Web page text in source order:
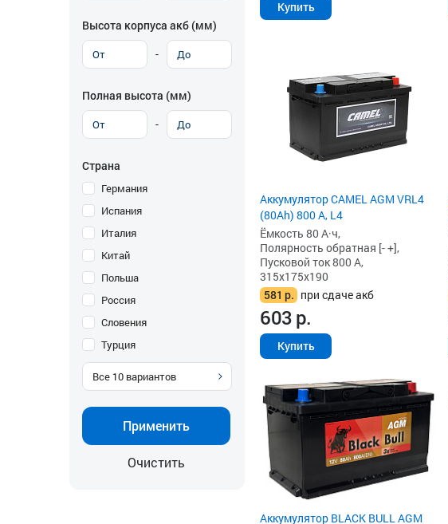
Высота корпуса акб (мм)
-
Полная высота (мм)
-
Страна
Германия
Испания
Италия
Китай
Польша
Россия
Словения
Турция
Все 10 вариантов
Применить
Очистить
Купить
Аккумулятор CAMEL AGM VRL4
(80Ah) 800 А, L4
Ёмкость 80 А·ч,
Полярность обратная [- +],
Пусковой ток 800 А,
315x175x190
581 р. при сдаче акб
603р.
Купить
Аккумулятор BLACK BULL AGM